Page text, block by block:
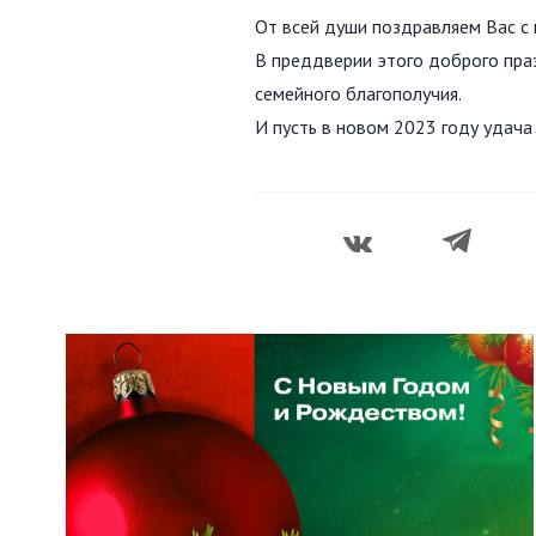
От всей души поздравляем Вас
В преддверии этого доброго
семейного благополучия.
И пусть в новом 2023 году